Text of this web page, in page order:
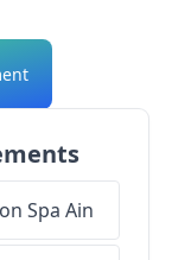
Spa Ain